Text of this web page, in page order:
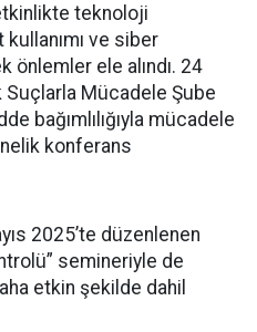
teknoloji
kullanımı ve siber
önlemler ele alındı. 24
Suçlarla Mücadele Şube
bağımlılığıyla mücadele
konferans
2025’te düzenlenen
semineriyle de
etkin şekilde dahil